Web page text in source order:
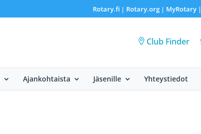
Rotary.fi| Rotary.org| MyRotary |
Club Finder
Ajankohtaista Jäsenille Yhteystiedot